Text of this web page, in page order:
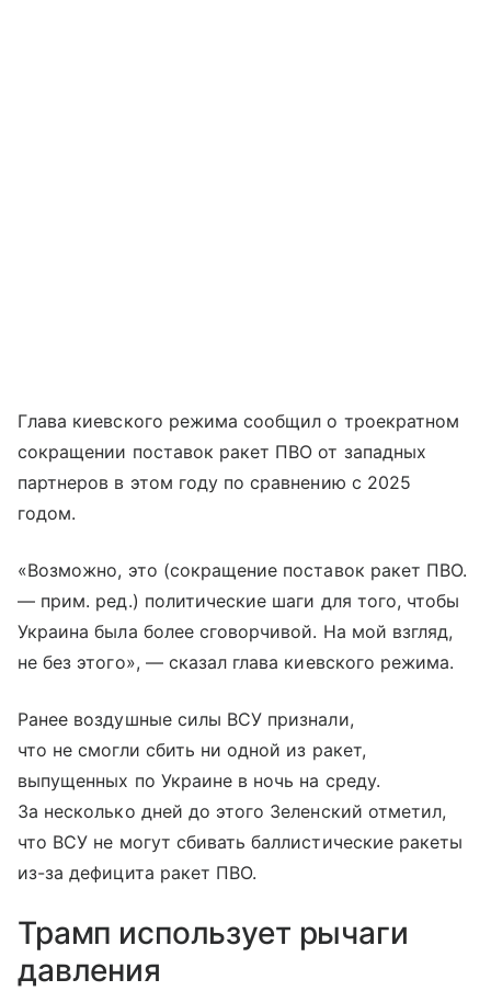
Глава киевского режима сообщил о троекратном
сокращении поставок ракет ПВО от западных
партнеров в этом году по сравнению с 2025
годом.
«Возможно, это (сокращение поставок ракет ПВО.
— прим. ред.) политические шаги для того, чтобы
Украина была более сговорчивой. На мой взгляд,
не без этого», — сказал глава киевского режима.
Ранее воздушные силы ВСУ признали,
что не смогли сбить ни одной из ракет,
выпущенных по Украине в ночь на среду.
За несколько дней до этого Зеленский отметил,
что ВСУ не могут сбивать баллистические ракеты
из-за дефицита ракет ПВО.
Трамп использует рычаги
давления